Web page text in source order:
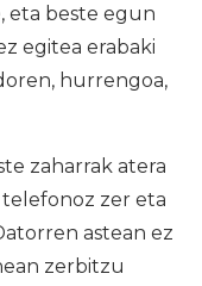
eta beste egun
egitea erabaki
hurrengoa,
zaharrak atera
zer eta
astean ez
zerbitzu